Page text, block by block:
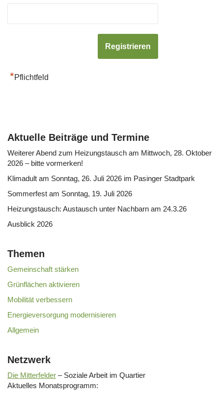
*Pflichtfeld
Aktuelle Beiträge und Termine
Weiterer Abend zum Heizungstausch am Mittwoch, 28. Oktober
2026 – bitte vormerken!
Klimadult am Sonntag, 26. Juli 2026 im Pasinger Stadtpark
Sommerfest am Sonntag, 19. Juli 2026
Heizungstausch: Austausch unter Nachbarn am 24.3.26
Ausblick 2026
Themen
Gemeinschaft stärken
Grünflächen aktivieren
Mobilität verbessern
Energieversorgung modernisieren
Allgemein
Netzwerk
Die Mitterfelder – Soziale Arbeit im Quartier
Aktuelles Monatsprogramm: